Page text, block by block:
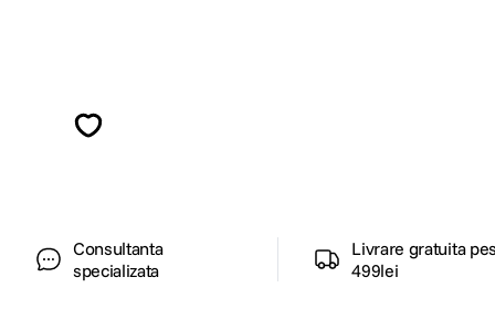
Consultanta
specializata
Livrare gratuita
499lei